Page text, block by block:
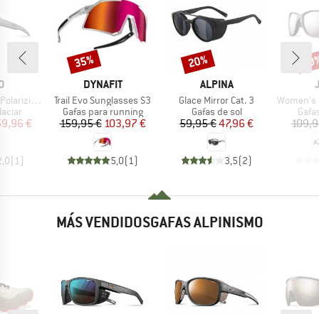
20-5%)
reducido
€
(1 )
MARCA
DYNAFIT
Artículo
Trail Evo Sunglasses S3
Product group
Gafas para running
Precio
159,95 €Precio reducido
103,97 €
5,0(1 )
Descuento
35%
MARCA
ALPINA
Artículo
Glace Mirror Cat. 3
Product group
Gafas de sol
Precio
59,95 €Precio reducido
47,96 €
3,5(2)
Descuento
20%
Artículo
Women's
MÁS VENDIDOSGAFAS ALPINISMO